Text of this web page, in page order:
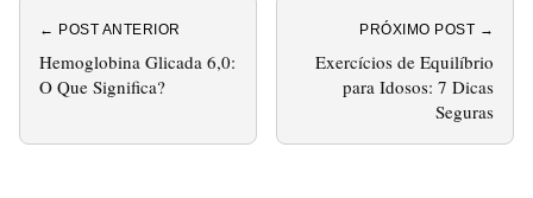
← POST ANTERIOR
Hemoglobina Glicada 6,0:
O Que Significa?
PRÓXIMO POST →
Exercícios de Equilíbrio
para Idosos: 7 Dicas
Seguras